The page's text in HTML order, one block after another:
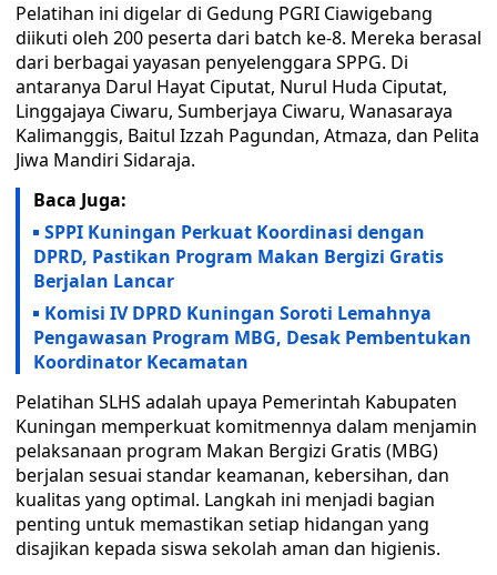
Pelatihan ini digelar di Gedung PGRI Ciawigebang
diikuti oleh 200 peserta dari batch ke-8. Mereka berasal
dari berbagai yayasan penyelenggara SPPG. Di
antaranya Darul Hayat Ciputat, Nurul Huda Ciputat,
Linggajaya Ciwaru, Sumberjaya Ciwaru, Wanasaraya
Kalimanggis, Baitul Izzah Pagundan, Atmaza, dan Pelita
Jiwa Mandiri Sidaraja.
Baca Juga:
SPPI Kuningan Perkuat Koordinasi dengan
DPRD, Pastikan Program Makan Bergizi Gratis
Berjalan Lancar
Komisi IV DPRD Kuningan Soroti Lemahnya
Pengawasan Program MBG, Desak Pembentukan
Koordinator Kecamatan
Pelatihan SLHS adalah upaya Pemerintah Kabupaten
Kuningan memperkuat komitmennya dalam menjamin
pelaksanaan program Makan Bergizi Gratis (MBG)
berjalan sesuai standar keamanan, kebersihan, dan
kualitas yang optimal. Langkah ini menjadi bagian
penting untuk memastikan setiap hidangan yang
disajikan kepada siswa sekolah aman dan higienis.